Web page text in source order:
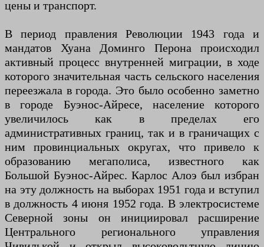
цены и транспорт.
В период правления Революции 1943 года и
мандатов Хуана Доминго Перона происходил
активный процесс внутренней миграции, в ходе
которого значительная часть сельского населения
переезжала в города. Это было особенно заметно
в городе Буэнос-Айресе, население которого
увеличилось как в пределах его
административных границ, так и в граничащих с
ним провинциальных округах, что привело к
образованию мегаполиса, известного как
Большой Буэнос-Айрес. Карлос Алоэ был избран
на эту должность на выборах 1951 года и вступил
в должность 4 июня 1952 года. В электросистеме
Северной зоны он инициировал расширение
Центрального регионального управления